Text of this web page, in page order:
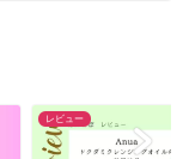
レビュー